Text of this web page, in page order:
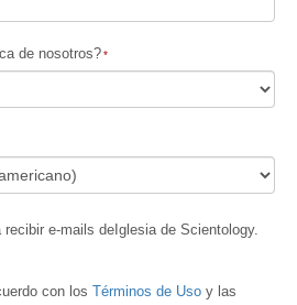
de nosotros?
recibir e-mails deIglesia de Scientology.
con los Términos de Uso y las